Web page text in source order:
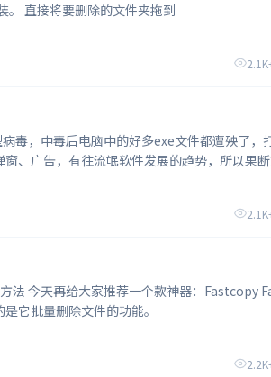
文件的方法 今天老孙再给大家分享一个小工具：Mass Direct 这是个绿色软件，打开即用，无需安装。 直接将要删除的文件夹拖到
窗、广告，有往流氓软件发展的趋势，所以果
它批量删除文件的功能。